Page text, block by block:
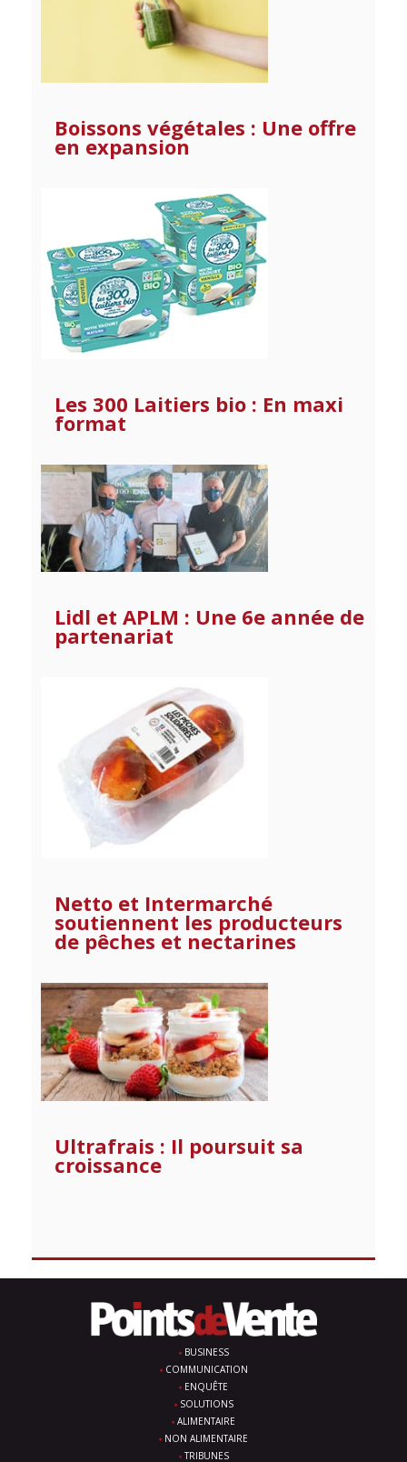
Boissons végétales : Une offre
en expansion
Les 300 Laitiers bio : En maxi
format
Lidl et APLM : Une 6e année de
partenariat
Netto et Intermarché
soutiennent les producteurs
de pêches et nectarines
Ultrafrais : Il poursuit sa
croissance
BUSINESS
COMMUNICATION
ENQUÊTE
SOLUTIONS
ALIMENTAIRE
NON ALIMENTAIRE
TRIBUNES